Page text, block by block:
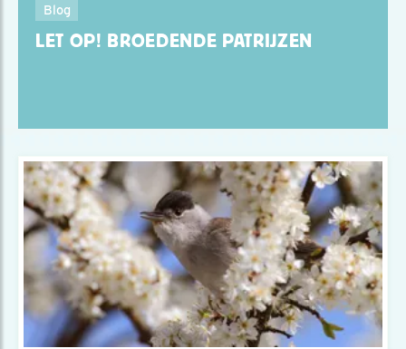
Blog
LET OP! BROEDENDE PATRIJZEN